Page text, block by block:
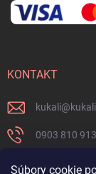
Súbory cookie
KONTAKT
kukali@
0903 810 913
0903 810 913